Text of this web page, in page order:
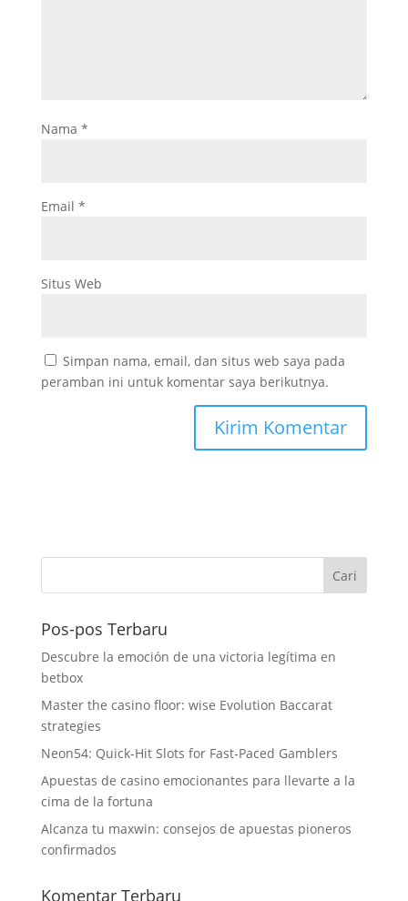
Nama *
Email *
Situs Web
Simpan nama, email, dan situs web saya pada
peramban ini untuk komentar saya berikutnya.
Pos-pos Terbaru
Descubre la emoción de una victoria legítima en
betbox
Master the casino floor: wise Evolution Baccarat
strategies
Neon54: Quick‑Hit Slots for Fast‑Paced Gamblers
Apuestas de casino emocionantes para llevarte a la
cima de la fortuna
Alcanza tu maxwin: consejos de apuestas pioneros
confirmados
Komentar Terbaru